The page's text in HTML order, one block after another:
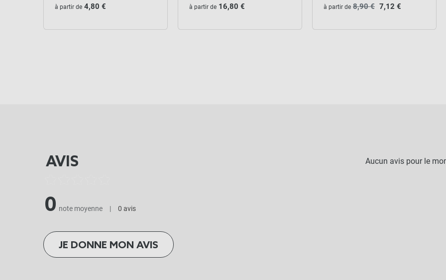
à partir de 4,80 € à partir de 16,80 € à partir de 8,90 € 7,12 €
AVIS
0 note moyenne | 0 avis
JE DONNE MON AVIS
Aucun avis pour le